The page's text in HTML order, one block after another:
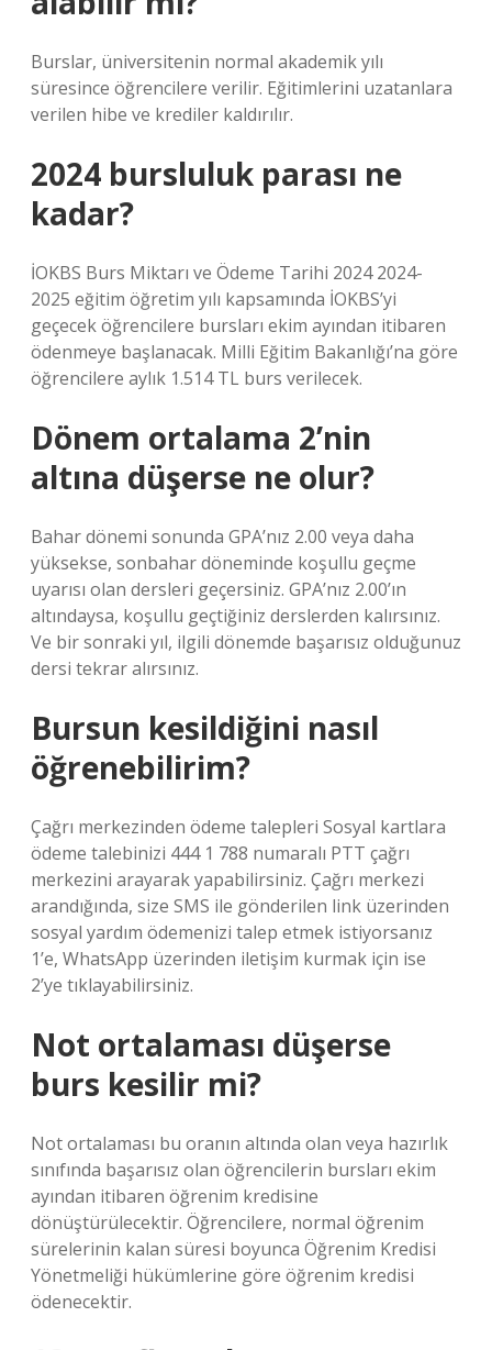
Burslar, üniversitenin normal akademik yılı
süresince öğrencilere verilir. Eğitimlerini uzatanlara
verilen hibe ve krediler kaldırılır.
2024 bursluluk parası ne
kadar?
İOKBS Burs Miktarı ve Ödeme Tarihi 2024 2024-
2025 eğitim öğretim yılı kapsamında İOKBS’yi
geçecek öğrencilere bursları ekim ayından itibaren
ödenmeye başlanacak. Milli Eğitim Bakanlığı’na göre
öğrencilere aylık 1.514 TL burs verilecek.
Dönem ortalama 2’nin
altına düşerse ne olur?
Bahar dönemi sonunda GPA’nız 2.00 veya daha
yüksekse, sonbahar döneminde koşullu geçme
uyarısı olan dersleri geçersiniz. GPA’nız 2.00’ın
altındaysa, koşullu geçtiğiniz derslerden kalırsınız.
Ve bir sonraki yıl, ilgili dönemde başarısız olduğunuz
dersi tekrar alırsınız.
Bursun kesildiğini nasıl
öğrenebilirim?
Çağrı merkezinden ödeme talepleri Sosyal kartlara
ödeme talebinizi 444 1 788 numaralı PTT çağrı
merkezini arayarak yapabilirsiniz. Çağrı merkezi
arandığında, size SMS ile gönderilen link üzerinden
sosyal yardım ödemenizi talep etmek istiyorsanız
1’e, WhatsApp üzerinden iletişim kurmak için ise
2’ye tıklayabilirsiniz.
Not ortalaması düşerse
burs kesilir mi?
Not ortalaması bu oranın altında olan veya hazırlık
sınıfında başarısız olan öğrencilerin bursları ekim
ayından itibaren öğrenim kredisine
dönüştürülecektir. Öğrencilere, normal öğrenim
sürelerinin kalan süresi boyunca Öğrenim Kredisi
Yönetmeliği hükümlerine göre öğrenim kredisi
ödenecektir.